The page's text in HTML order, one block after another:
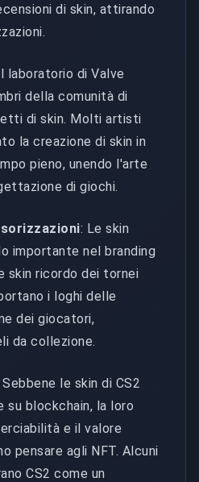
di skin, attirando
laboratorio di Valve
della comunità di
di skin. Molti artisti
la creazione di skin in
pieno, unendo l'arte
di giochi.
: Le skin
importante nel branding
skin ricordo dei tornei
i loghi delle
dei giocatori,
da collezione.
Sebbene le skin di CS2
su blockchain, la loro
e il valore
pensare agli NFT. Alcuni
CS2 come un